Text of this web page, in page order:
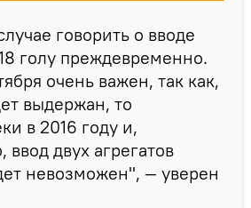
говорить о вводе
голу преждевременно.
очень важен, так как,
выдержан, то
в 2016 году и,
ввод двух агрегатов
невозможен", — уверен